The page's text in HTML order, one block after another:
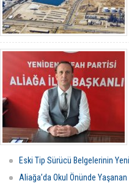
Eski Tip Sürücü Belgelerinin
Aliağa’da Okul Önünde